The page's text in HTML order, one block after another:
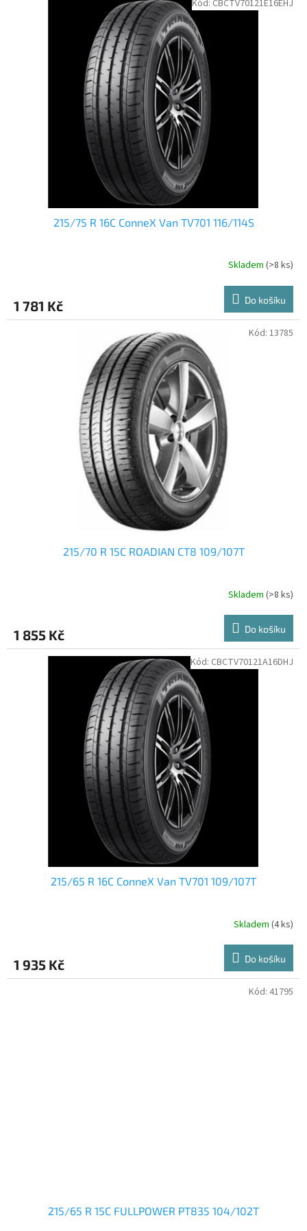
215/75 R 16C ConneX Van TV701 116/114S
Skladem (>8 ks)
1 781 Kč Do košíku
Kód: CBCTV70121E16EHJ
215/70 R 15C ROADIAN CT8 109/107T
Skladem (>8 ks)
1 855 Kč Do košíku
Kód: 13785
215/65 R 16C ConneX Van TV701 109/107T
Skladem (4 ks)
1 935 Kč Do košíku
Kód: CBCTV70121A16DHJ
215/65 R 15C FULLPOWER PT835 104/102T
Kód: 41795